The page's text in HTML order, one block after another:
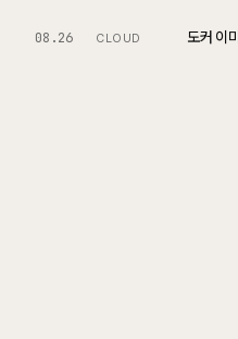
08.26 CLOUD